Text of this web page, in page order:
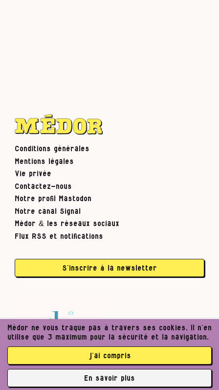
Conditions générales
Mentions légales
Vie privée
Contactez-nous
Notre profil Mastodon
Notre canal Signal
Médor & les réseaux sociaux
Flux RSS et notifications
S’inscrire à la newsletter
Médor ne vous traque pas à travers ses cookies. Il n’en
utilise que 3 maximum pour la sécurité et la navigation.
j’ai compris
En savoir plus